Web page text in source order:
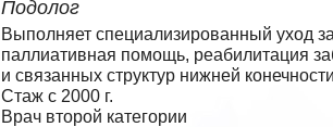
Подолог
Выполняет специализированный уход
паллиативная помощь, реабилитация
и связанных структур нижней
Стаж с 2000 г.
Врач второй категории